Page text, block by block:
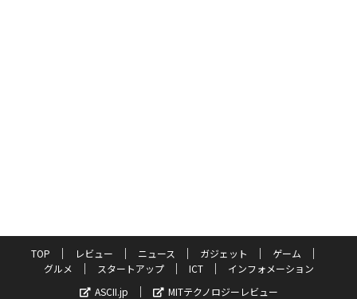
TOP レビュー ニュース ガジェット
ゲーム
グルメ
スタートアップ ICT
インフォメーション
ASCII.jp
MITテクノロジーレビュー